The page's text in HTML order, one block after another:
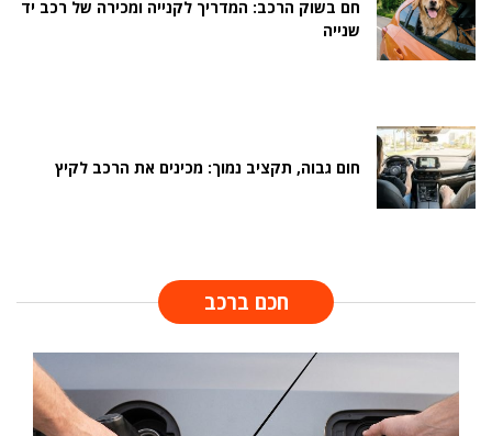
חם בשוק הרכב: המדריך לקנייה ומכירה של רכב יד
שנייה
חום גבוה, תקציב נמוך: מכינים את הרכב לקיץ
חכם ברכב